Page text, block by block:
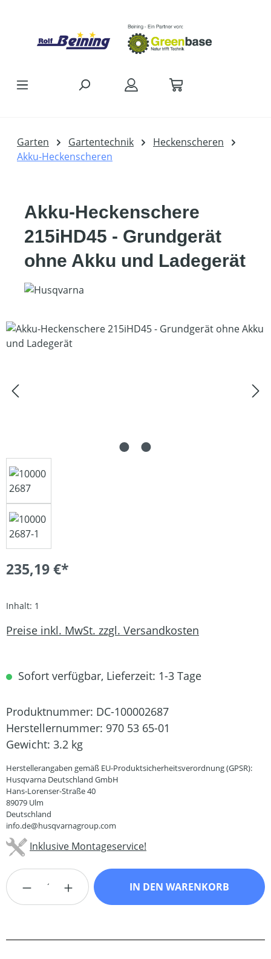
Garten Gartentechnik
Heckenscheren
Akku-Heckenscheren
Akku-Heckenschere
215iHD45 - Grundgerät
ohne Akku und Ladegerät
Bildergalerie überspringen
235,19 €*
Inhalt: 1
Preise inkl. MwSt. zzgl. Versandkosten
Sofort verfügbar, Lieferzeit: 1-3 Tage
Produktnummer: DC-100002687
Herstellernummer: 970 53 65-01
Gewicht: 3.2 kg
Herstellerangaben gemäß EU-Produktsicherheitsverordnung (GPSR):
Husqvarna Deutschland GmbH
Hans-Lorenser-Straße 40
89079 Ulm
Deutschland
info.de@husqvarnagroup.com
Inklusive Montageservice!
Produkt Anzahl: Gib den gewünschten
IN DEN WARENKORB